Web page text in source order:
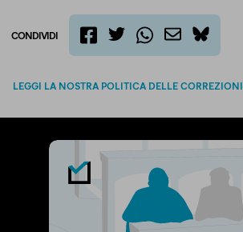
CONDIVIDI
bluesky
LEGGI LA NOSTRA POLITICA DELLE CORREZIONI